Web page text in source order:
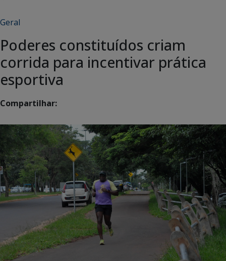
Geral
Poderes constituídos criam
corrida para incentivar prática
esportiva
Compartilhar: